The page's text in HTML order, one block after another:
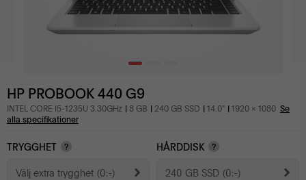
HP PROBOOK 440 G9
INTEL CORE I5-1235U 3.30GHz 8 GB 240 GB SSD 14.0" 1920 x 1080 Se
alla specifikationer
TRYGGHET ?
Välj extra trygghet (0:-)
HÅRDDISK ?
240 GB SSD (0:-)